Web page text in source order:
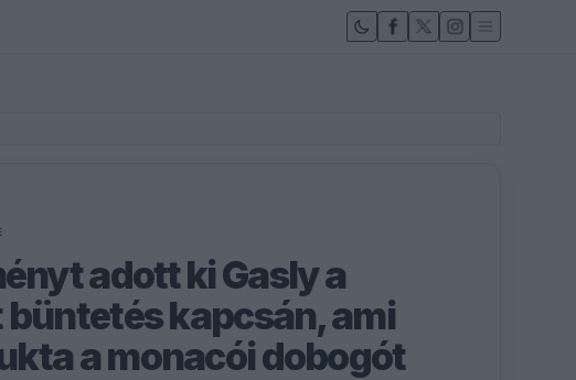
adott ki Gasly a
kapcsán, ami
a monacói dobogót